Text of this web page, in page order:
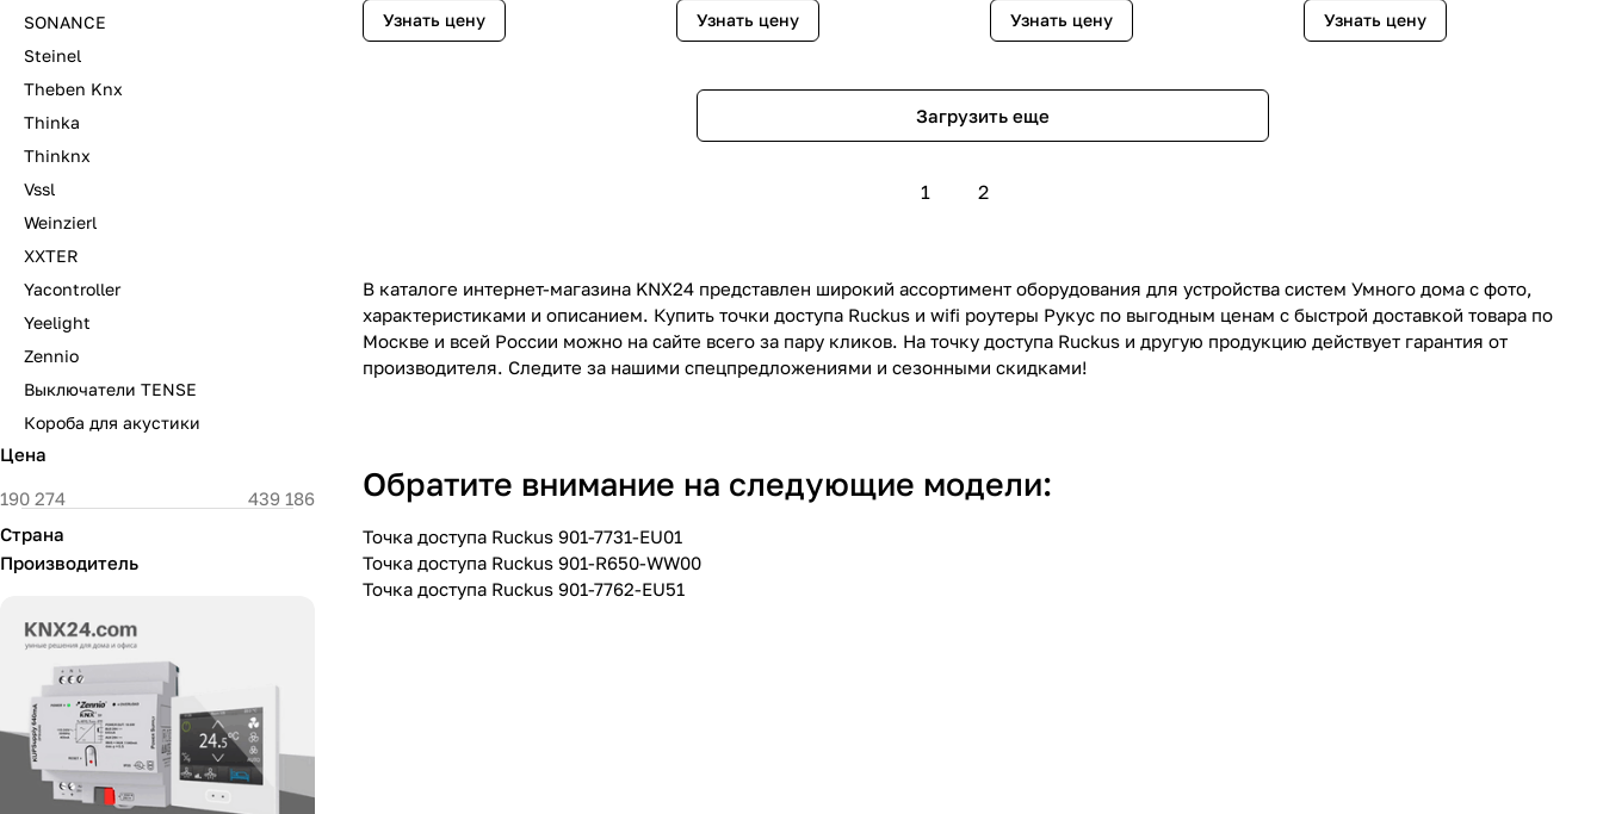
Узнать цену Узнать цену Узнать цену Узнать цену
Загрузить еще
1 2
В каталоге интернет-магазина KNX24 представлен широкий ассортимент оборудования для устройства систем Умного дома с фото,
характеристиками и описанием. Купить точки доступа Ruckus и wifi роутеры Рукус по выгодным ценам с быстрой доставкой товара по
Москве и всей России можно на сайте всего за пару кликов. На точку доступа Ruckus и другую продукцию действует гарантия от
производителя. Следите за нашими спецпредложениями и сезонными скидками!
Обратите внимание на следующие модели:
Точка доступа Ruckus 901-7731-EU01
Точка доступа Ruckus 901-R650-WW00
Точка доступа Ruckus 901-7762-EU51
SONANCE
Steinel
Theben Knx
Thinka
Thinknx
Vssl
Weinzierl
XXTER
Yacontroller
Yeelight
Zennio
Выключатели TENSE
Короба для акустики
Цена
Страна
Производитель